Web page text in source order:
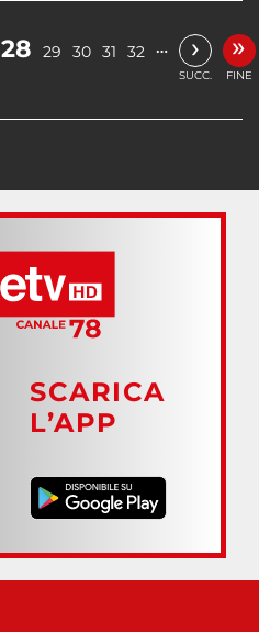
28 29 30 31 32 … ›
SUCC.
»
FINE
SCARICA
L’APP